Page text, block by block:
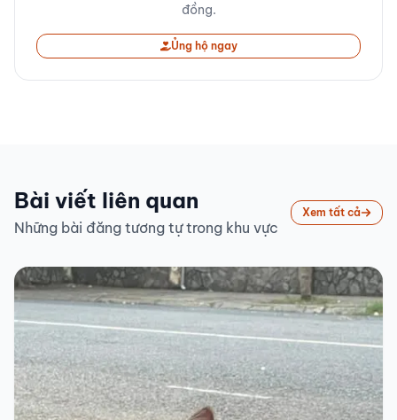
đồng.
Ủng hộ ngay
Bài viết liên quan
Những bài đăng tương tự trong khu vực
Xem tất cả